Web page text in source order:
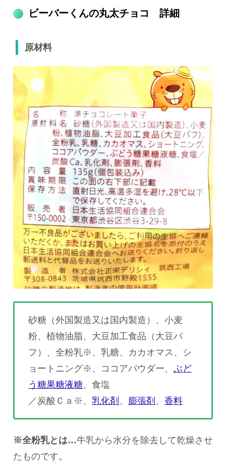
ビーバーくんの丸太チョコ 詳細
原材料
砂糖（外国製造又は国内製造）、小麦
粉、植物油脂、大豆加工食品（大豆パ
フ）、全粉乳※、乳糖、カカオマス、シ
ョートニング※、ココアパウダー、 ぶど
う糖果糖液糖、食塩
／炭酸Ｃａ※、 乳化剤 、 膨張剤 、 香料
※全粉乳とは…牛乳から水分を除去して乾燥させ
たものです。